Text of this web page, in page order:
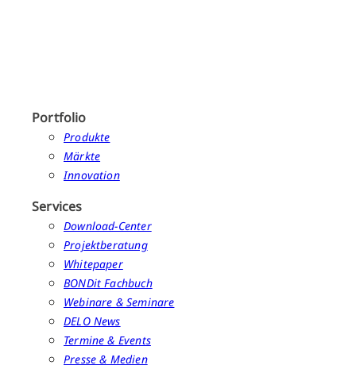
Portfolio
Produkte
Märkte
Innovation
Services
Download-Center
Projektberatung
Whitepaper
BONDit Fachbuch
Webinare & Seminare
DELO News
Termine & Events
Presse & Medien